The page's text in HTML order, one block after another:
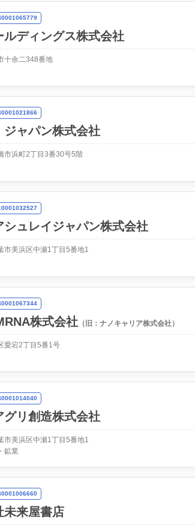
ルディングス株式会社
十余二348番地
ジャパン株式会社
市浜町2丁目3番30号5階
シュレイジャパン株式会社
市美浜区中瀬1丁目5番地1
株式会社 （旧：ナノキャリア株式会社）
愛宕2丁目5番1号
グリ創造株式会社
市美浜区中瀬1丁目5番地1
鉱業
未来屋書店